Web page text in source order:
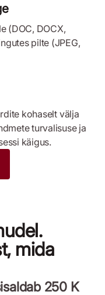
(DOC, DOCX,
pilte (JPEG,
kohaselt välja
turvalisuse ja
käigus.
mida
250 K